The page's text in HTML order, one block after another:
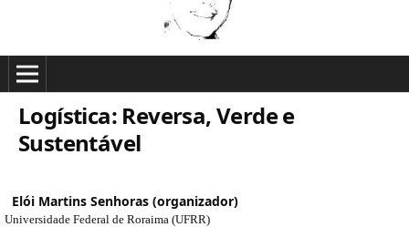
Logística: Reversa, Verde e
Sustentável
Elói Martins Senhoras (organizador)
Universidade Federal de Roraima (UFRR)